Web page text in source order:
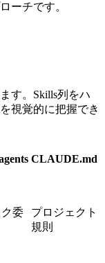
ーチです。
す。Skills列をハ
視覚的に把握でき
CLAUDE.md
委
プロジェクト
規則